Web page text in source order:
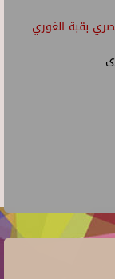
بقبة الغوري